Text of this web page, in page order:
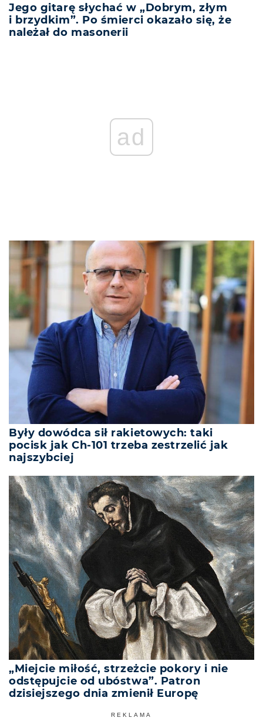
Jego gitarę słychać w „Dobrym, złym
i brzydkim”. Po śmierci okazało się, że
należał do masonerii
ad
Były dowódca sił rakietowych: taki
pocisk jak Ch-101 trzeba zestrzelić jak
najszybciej
„Miejcie miłość, strzeżcie pokory i nie
odstępujcie od ubóstwa”. Patron
dzisiejszego dnia zmienił Europę
REKLAMA